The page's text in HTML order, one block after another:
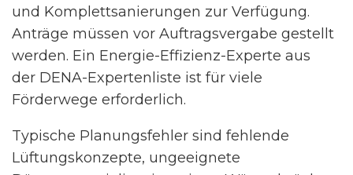
und Komplettsanierungen zur Verfügung.
Anträge müssen vor Auftragsvergabe gestellt
werden. Ein Energie-Effizienz-Experte aus
der DENA-Expertenliste ist für viele
Förderwege erforderlich.
Typische Planungsfehler sind fehlende
Lüftungskonzepte, ungeeignete